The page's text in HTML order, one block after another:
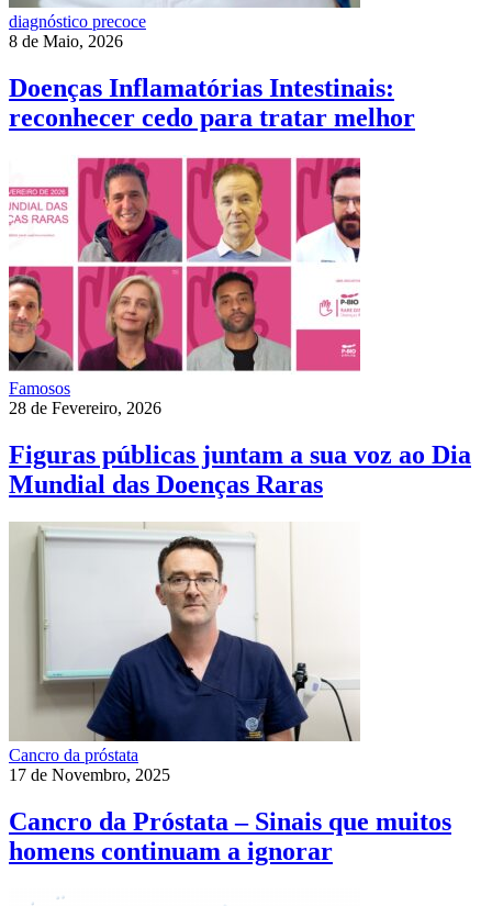
diagnóstico precoce
8 de Maio, 2026
Doenças Inflamatórias Intestinais:
reconhecer cedo para tratar melhor
Famosos
28 de Fevereiro, 2026
Figuras públicas juntam a sua voz ao Dia
Mundial das Doenças Raras
Cancro da próstata
17 de Novembro, 2025
Cancro da Próstata – Sinais que muitos
homens continuam a ignorar